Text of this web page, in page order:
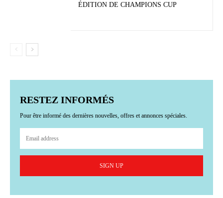
ÉDITION DE CHAMPIONS CUP
RESTEZ INFORMÉS
Pour être informé des dernières nouvelles, offres et annonces spéciales.
SIGN UP